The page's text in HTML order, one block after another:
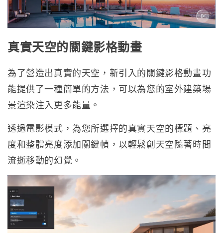
真實天空的關鍵影格動畫
為了營造出真實的天空，新引入的關鍵影格動畫功
能提供了一種簡單的方法，可以為您的室外建築場
景渲染注入更多能量。
透過電影模式，為您所選擇的真實天空的標題、亮
度和整體亮度添加關鍵幀，以輕鬆創天空隨著時間
流逝移動的幻覺。